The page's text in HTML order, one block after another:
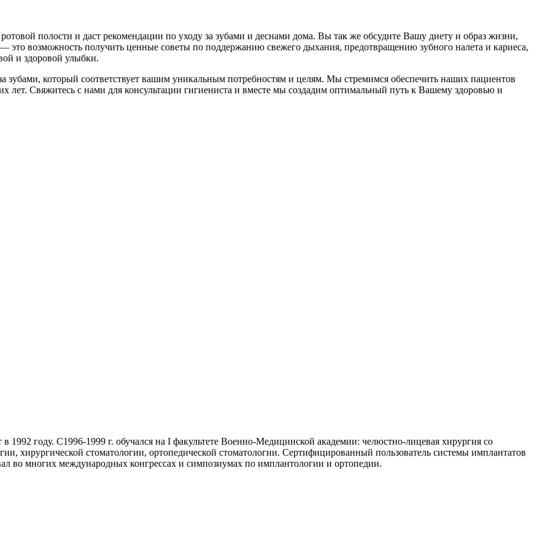
полости и даст рекомендации по уходу за зубами и деснами дома. Вы так же обсудите Вашу диету и образ жизни,
это возможность получить ценные советы по поддержанию свежего дыхания, предотвращению зубного налета и кариеса,
и здоровой улыбки.
зубами, который соответствует вашим уникальным потребностям и целям. Мы стремимся обеспечить наших пациентов
лет. Свяжитесь с нами для консультации гигиениста и вместе мы создадим оптимальный путь к Вашему здоровью и
году. С1996-1999 г. обучался на I факультете Военно-Медицинской академии: челюстно-лицевая хирургия со
хирургической стоматологии, ортопедической стоматологии. Сертифицированный пользователь системы имплантатов
во многих международных конгрессах и симпозиумах по имплантологии и ортопедии.